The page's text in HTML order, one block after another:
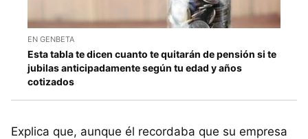
EN GENBETA
Esta tabla te dicen cuanto te quitarán de pensión si te
jubilas anticipadamente según tu edad y años
cotizados
Explica que, aunque él recordaba que su empresa